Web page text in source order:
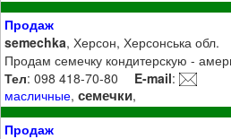
Продаж
semechka, Херсон, Херсонська обл.
Продам семечку кондитерскую -
Тел: 098 418-70-80 E-mail:
масличные,семечки,
Продаж